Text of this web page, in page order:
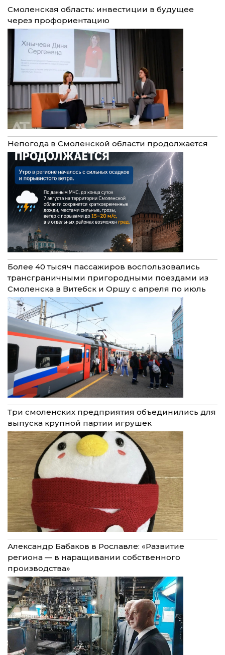
Смоленская область: инвестиции в будущее
через профориентацию
Непогода в Смоленской области продолжается
Более 40 тысяч пассажиров воспользовались
трансграничными пригородными поездами из
Смоленска в Витебск и Оршу с апреля по июль
Три смоленских предприятия объединились для
выпуска крупной партии игрушек
Александр Бабаков в Рославле: «Развитие
региона — в наращивании собственного
производства»